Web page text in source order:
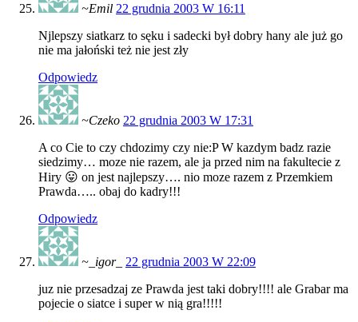
~Emil 22 grudnia 2003 W 16:11
Njlepszy siatkarz to sęku i sadecki był dobry hany ale już go
nie ma jałoński też nie jest zły
Odpowiedz
~Czeko 22 grudnia 2003 W 17:31
A co Cie to czy chdozimy czy nie:P W kazdym badz razie
siedzimy… moze nie razem, ale ja przed nim na fakultecie z
Hiry 😛 on jest najlepszy…. nio moze razem z Przemkiem
Prawda….. obaj do kadry!!!
Odpowiedz
~_igor_
22 grudnia 2003 W 22:09
juz nie przesadzaj ze Prawda jest taki dobry!!!! ale Grabar ma
pojecie o siatce i super w nią gra!!!!!